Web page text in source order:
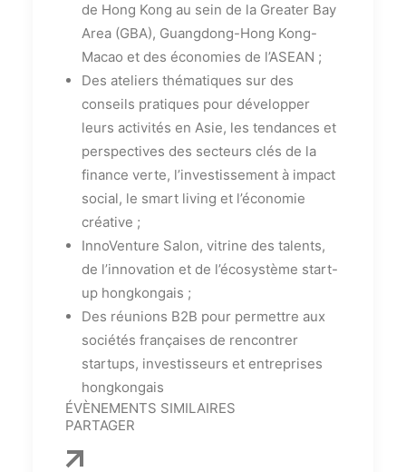
de Hong Kong au sein de la Greater Bay
Area (GBA), Guangdong-Hong Kong-
Macao et des économies de l’ASEAN ;
Des ateliers thématiques sur des
conseils pratiques pour développer
leurs activités en Asie, les tendances et
perspectives des secteurs clés de la
finance verte, l’investissement à impact
social, le smart living et l’économie
créative ;
InnoVenture Salon, vitrine des talents,
de l’innovation et de l’écosystème start-
up hongkongais ;
Des réunions B2B pour permettre aux
sociétés françaises de rencontrer
startups, investisseurs et entreprises
hongkongais
ÉVÈNEMENTS SIMILAIRES
PARTAGER